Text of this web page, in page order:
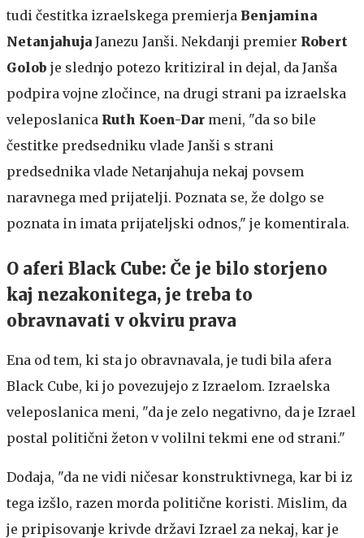
tudi čestitka izraelskega premierja Benjamina
Netanjahuja Janezu Janši. Nekdanji premier Robert
Golob je slednjo potezo kritiziral in dejal, da Janša
podpira vojne zločince, na drugi strani pa izraelska
veleposlanica Ruth Koen-Dar meni, "da so bile
čestitke predsedniku vlade Janši s strani
predsednika vlade Netanjahuja nekaj povsem
naravnega med prijatelji. Poznata se, že dolgo se
poznata in imata prijateljski odnos," je komentirala.
O aferi Black Cube: Če je bilo storjeno
kaj nezakonitega, je treba to
obravnavati v okviru prava
Ena od tem, ki sta jo obravnavala, je tudi bila afera
Black Cube, ki jo povezujejo z Izraelom. Izraelska
veleposlanica meni, "da je zelo negativno, da je Izrael
postal politični žeton v volilni tekmi ene od strani."
Dodaja, "da ne vidi ničesar konstruktivnega, kar bi iz
tega izšlo, razen morda politične koristi. Mislim, da
je pripisovanje krivde državi Izrael za nekaj, kar je